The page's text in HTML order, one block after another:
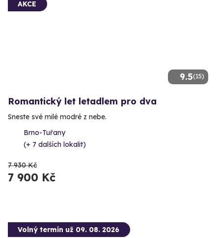
9.5(15)
AKCE
Romantický let letadlem pro dva
Sneste své milé modré z nebe.
Brno-Tuřany
(+ 7 dalších lokalit)
7 930 Kč
7 900 Kč
Volný termín už 09. 08. 2026